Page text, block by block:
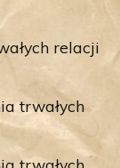
relacji
trwałych